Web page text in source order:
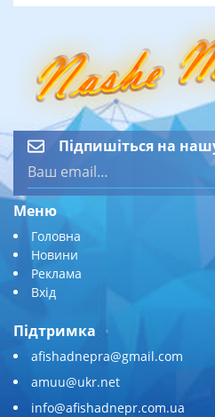
Підпишіться на
Меню
Головна
Новини
Реклама
Вхід
Підтримка
afishadnepra@gmail.com
amuu@ukr.net
info@afishadnepr.com.ua